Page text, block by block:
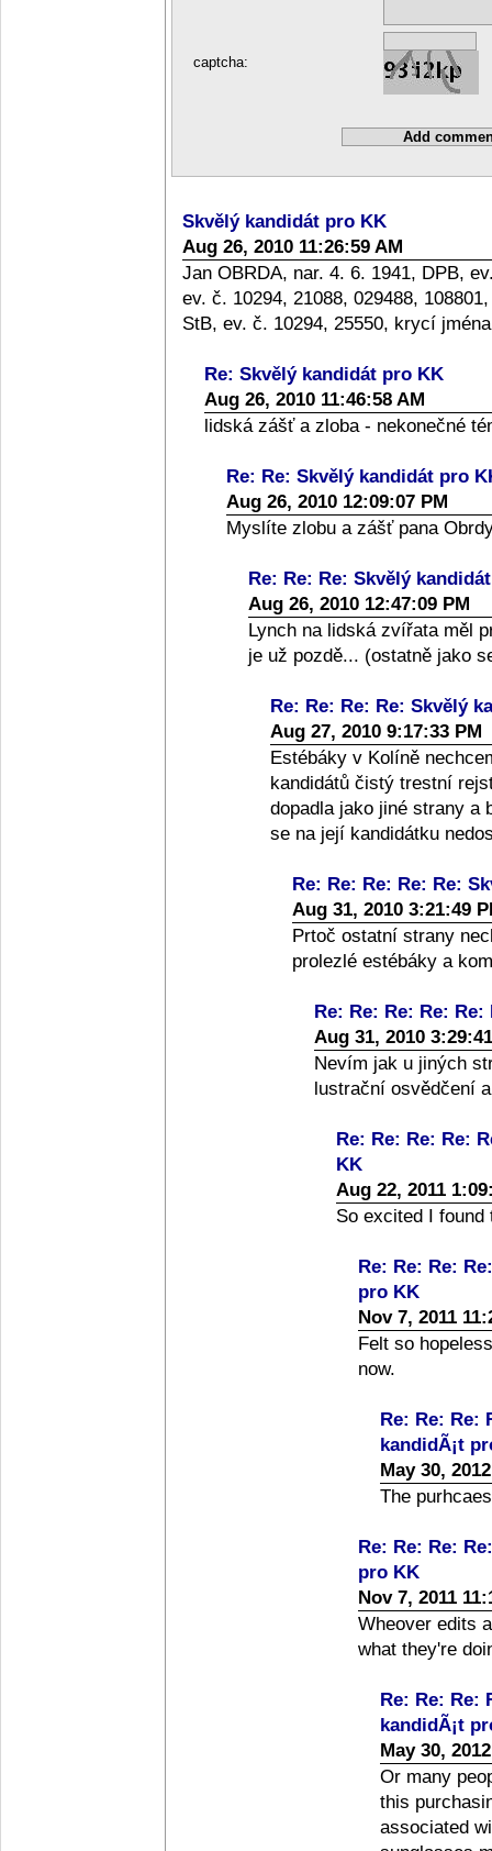
captcha:
Skvělý kandidát pro KK
Aug 26, 2010 11:26:59 AM
Jan OBRDA, nar. 4. 6. 1941, DPB,
ev. č. 10294, 21088, 029488,
StB, ev. č. 10294, 25550, krycí
Re: Skvělý kandidát pro KK
Aug 26, 2010 11:46:58 AM
lidská zášť a zloba - nekonečné
Re: Re: Skvělý kandidát pro
Aug 26, 2010 12:09:07 PM
Myslíte zlobu a zášť pana
Re: Re: Re: Skvělý
Aug 26, 2010 12:47:09 PM
Lynch na lidská zvířata měl
je už pozdě... (ostatně jako
Re: Re: Re: Re: Skvělý
Aug 27, 2010 9:17:33 PM
Estébáky v Kolíně
kandidátů čistý trestní
dopadla jako jiné strany a
se na její kandidátku
Re: Re: Re: Re: Re:
Aug 31, 2010 3:21:49
Prtoč ostatní strany
prolezlé estébáky a
Re: Re: Re: Re:
Aug 31, 2010
Nevím jak u jiných
lustrační osvědčení
Re: Re: Re: Re:
KK
Aug 22, 2011
So excited I
Re: Re: Re:
pro KK
Nov 7, 2011
Felt so
now.
Re: Re: Re:
kandidÃ¡t
May 30,
The
Re: Re: Re:
pro KK
Nov 7, 2011
Wheover edits
what they're
Re: Re: Re:
kandidÃ¡t
May 30,
Or many
this
associated